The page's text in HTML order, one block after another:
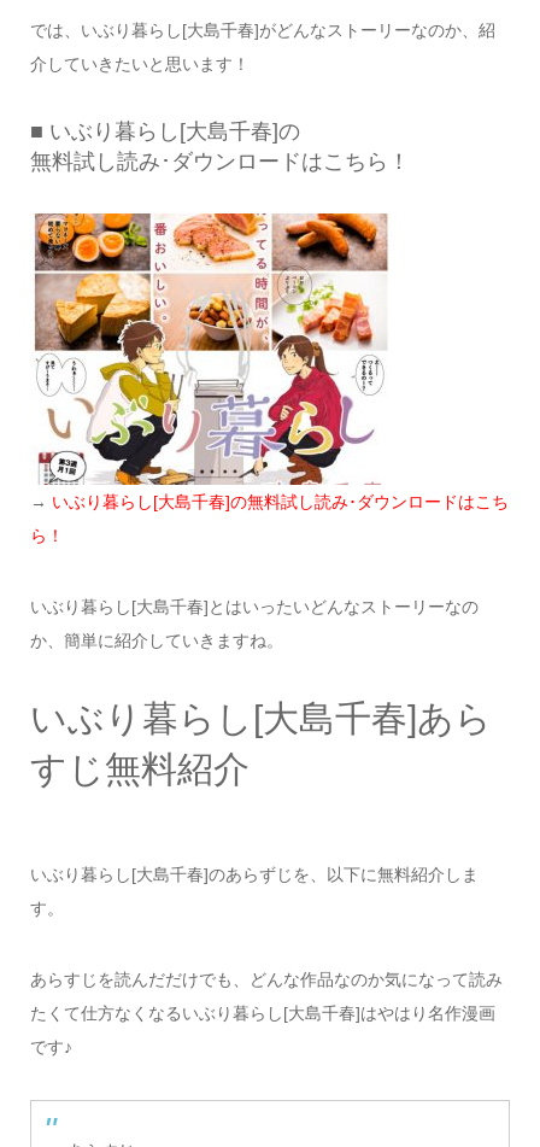
では、いぶり暮らし[大島千春]がどんなストーリーなのか、紹
介していきたいと思います！
■ いぶり暮らし[大島千春]の
無料試し読み･ダウンロードはこちら！
→ いぶり暮らし[大島千春]の無料試し読み･ダウンロードはこち
ら！
いぶり暮らし[大島千春]とはいったいどんなストーリーなの
か、簡単に紹介していきますね。
いぶり暮らし[大島千春]あら
すじ無料紹介
いぶり暮らし[大島千春]のあらずじを、以下に無料紹介しま
す。
あらすじを読んだだけでも、どんな作品なのか気になって読み
たくて仕方なくなるいぶり暮らし[大島千春]はやはり名作漫画
です♪